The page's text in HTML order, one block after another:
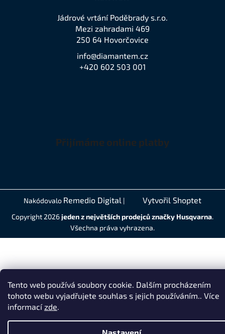
Tento web používá soubory cookie. Dalším procházením
tohoto webu vyjadřujete souhlas s jejich používáním.. Více
informacízde.
Jádrové vrtání Poděbrady s.r.o.
Mezi zahradami 469
250 64 Hovorčovice
info@diamantem.cz
+420 602 503 001
Přijímáme online platby
Nakódovalo Remedio Digital | Vytvořil Shoptet
Copyright 2026jeden z největších prodejců značky Husqvarna.
Všechna práva vyhrazena.